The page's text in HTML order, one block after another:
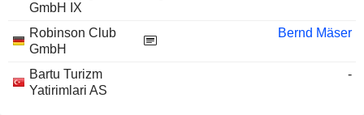
GmbH IX
Robinson Club
GmbH
Bernd Mäser
Bartu Turizm
Yatirimlari AS
-